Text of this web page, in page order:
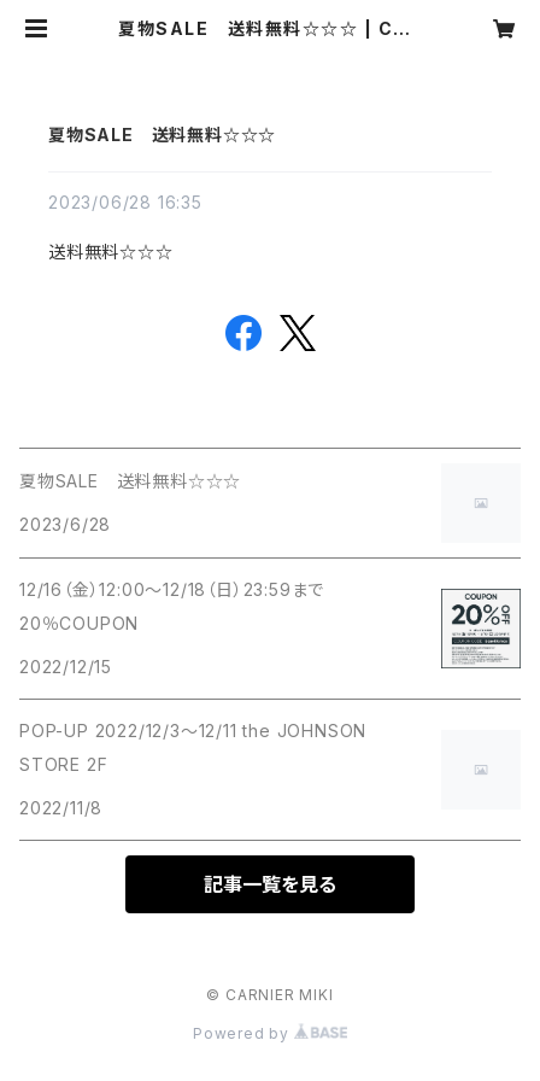
夏物SALE 送料無料☆☆☆ | CAR
夏物SALE 送料無料☆☆☆
2023/06/28 16:35
送料無料☆☆☆
夏物SALE 送料無料☆☆☆
2023/6/28
12/16（金）12:00～12/18（日）23:59まで
20％COUPON
2022/12/15
POP-UP 2022/12/3～12/11 the JOHNSON
STORE 2F
2022/11/8
記事一覧を見る
© CARNIER MIKI
Powered by